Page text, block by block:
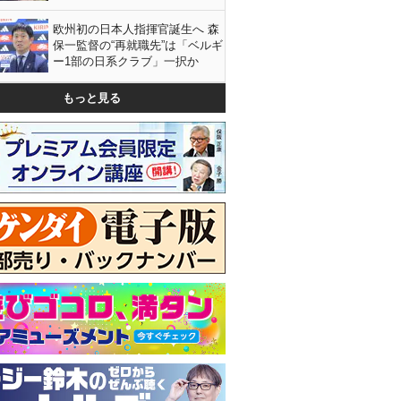
欧州初の日本人指揮官誕生へ 森
保一監督の“再就職先”は「ベルギ
ー1部の日系クラブ」一択か
もっと見る